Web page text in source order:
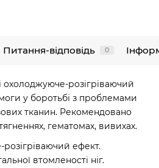
Питання-відповідь 0
охолоджуюче-розігріваючий
у боротьбі з проблемами
тканин. Рекомендовано
гематомах, вивихах.
ефект.
втомленості ніг.